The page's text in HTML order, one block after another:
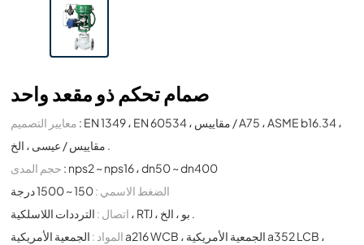
صمام تحكم ذو مقعد واحد
معايير التصميم : EN 1349 ، EN 60534 ، مقاييس / A75 ، ASME b16.34 ،
مقاييس / عيسى ، الخ .
حجم المدى : nps2 ~ nps16 ، dn50 ~ dn400
الضغط الاسمي :150 ~ 1500 درجة
اتصال :
الترددات اللاسلكية ، RTJ ، بو ، الخ .
المواد : الجمعية الأمريكية a216 WCB ، الجمعية الأمريكية a352 LCB ،